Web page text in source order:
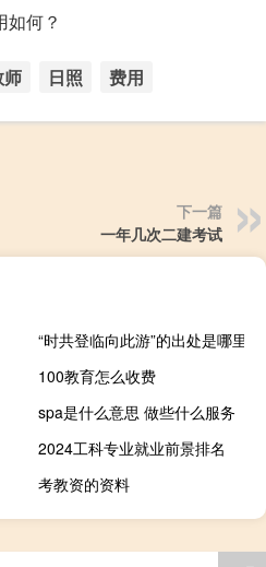
如何？
师 日照 费用
下一篇
一年几次二建考试
“时共登临向此游”的出处是哪里
100教育怎么收费
spa是什么意思 做些什么服务
2024工科专业就业前景排名
考教资的资料